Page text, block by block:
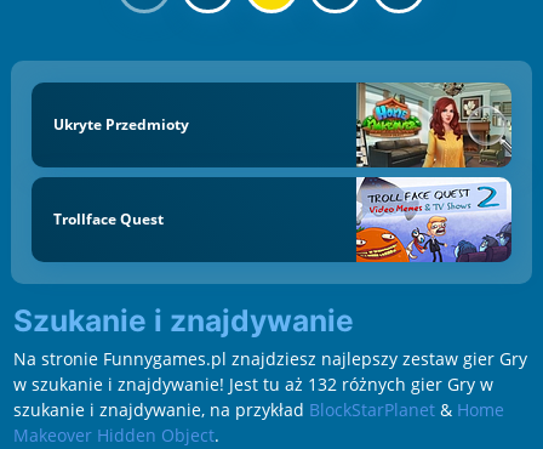
Ukryte Przedmioty
Trollface Quest
Szukanie i znajdywanie
Na stronie Funnygames.pl znajdziesz najlepszy zestaw gier Gry
w szukanie i znajdywanie! Jest tu aż 132 różnych gier Gry w
szukanie i znajdywanie, na przykład BlockStarPlanet& Home
Makeover Hidden Object.